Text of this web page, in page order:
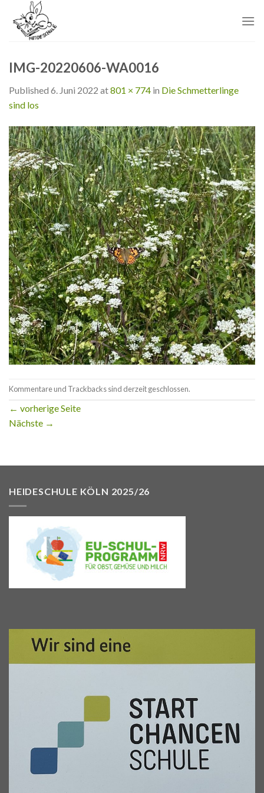
content
IMG-20220606-WA0016
Published 6. Juni 2022 at801 × 774 in Die Schmetterlinge
sind los
Kommentare und Trackbacks sind derzeit geschlossen.
← vorherige Seite
Nächste →
HEIDESCHULE KÖLN 2025/26